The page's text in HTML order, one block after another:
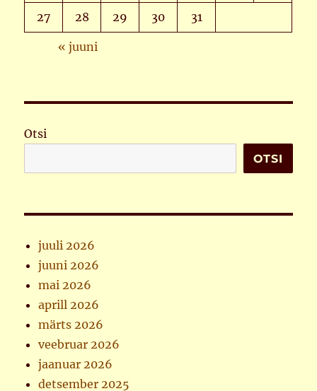
27 28 29 30 31
« juuni
Otsi
OTSI
juuli 2026
juuni 2026
mai 2026
aprill 2026
märts 2026
veebruar 2026
jaanuar 2026
detsember 2025